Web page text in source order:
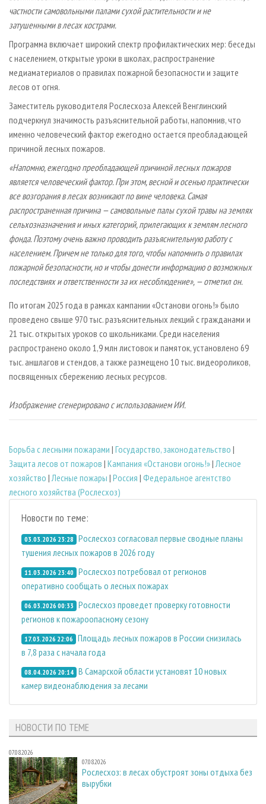
частности самовольными палами сухой растительности и не
затушенными в лесах кострами.
Программа включает широкий спектр профилактических мер: беседы
с населением, открытые уроки в школах, распространение
медиаматериалов о правилах пожарной безопасности и защите
лесов от огня.
Заместитель руководителя Рослесхоза Алексей Венглинский
подчеркнул значимость разъяснительной работы, напомнив, что
именно человеческий фактор ежегодно остается преобладающей
причиной лесных пожаров.
«Напомню, ежегодно преобладающей причиной лесных пожаров
является человеческий фактор. При этом, весной и осенью практически
все возгорания в лесах возникают по вине человека. Самая
распространенная причина — самовольные палы сухой травы на землях
сельхозназначения и иных категорий, прилегающих к землям лесного
фонда. Поэтому очень важно проводить разъяснительную работу с
населением. Причем не только для того, чтобы напомнить о правилах
пожарной безопасности, но и чтобы донести информацию о возможных
последствиях и ответственности за их несоблюдение», — отметил он.
По итогам 2025 года в рамках кампании «Останови огонь!» было
проведено свыше 970 тыс. разъяснительных лекций с гражданами и
21 тыс. открытых уроков со школьниками. Среди населения
распространено около 1,9 млн листовок и памяток, установлено 69
тыс. аншлагов и стендов, а также размещено 10 тыс. видеороликов,
посвященных сбережению лесных ресурсов.
Изображение сгенерировано с использованием ИИ.
Борьба с лесными пожарами | Государство, законодательство |
Защита лесов от пожаров | Кампания «Останови огонь!»| Лесное
хозяйство | Лесные пожары | Россия | Федеральное агентство
лесного хозяйства (Рослесхоз)
Новости по теме:
03.03.2026 23:28 Рослесхоз согласовал первые сводные планы
тушения лесных пожаров в 2026 году
11.03.2026 23:40 Рослесхоз потребовал от регионов
оперативно сообщать о лесных пожарах
06.03.2026 00:33 Рослесхоз проведет проверку готовности
регионов к пожароопасному сезону
17.03.2026 22:06 Площадь лесных пожаров в России снизилась
в 7,8 раза с начала года
08.04.2026 20:14 В Самарской области установят 10 новых
камер видеонаблюдения за лесами
НОВОСТИ ПО ТЕМЕ
07.08.2026
07.08.2026
Рослесхоз: в лесах обустроят зоны отдыха без
вырубки